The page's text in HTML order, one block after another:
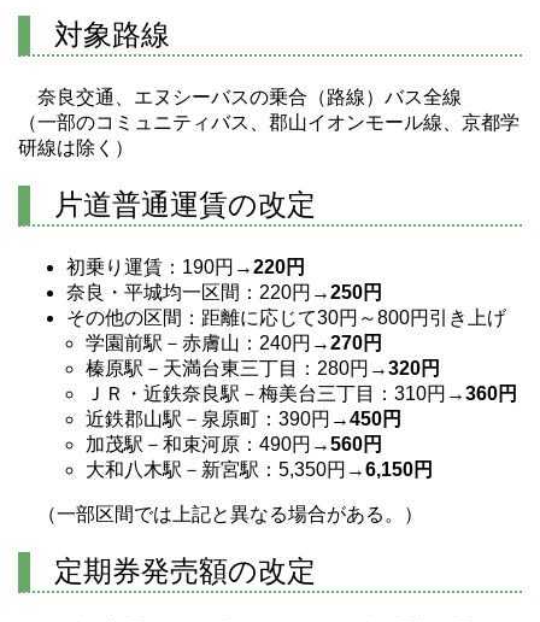
対象路線
奈良交通、エヌシーバスの乗合（路線）バス全線
（一部のコミュニティバス、郡山イオンモール線、京都学
研線は除く）
片道普通運賃の改定
初乗り運賃：190円→220円
奈良・平城均一区間：220円→250円
その他の区間：距離に応じて30円～800円引き上げ
学園前駅－赤膚山：240円→270円
榛原駅－天満台東三丁目：280円→320円
ＪＲ・近鉄奈良駅－梅美台三丁目：310円→360円
近鉄郡山駅－泉原町：390円→450円
加茂駅－和束河原：490円→560円
大和八木駅－新宮駅：5,350円→6,150円
（一部区間では上記と異なる場合がある。）
定期券発売額の改定